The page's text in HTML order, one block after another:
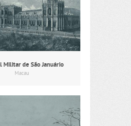
Militar de São Januário
Macau